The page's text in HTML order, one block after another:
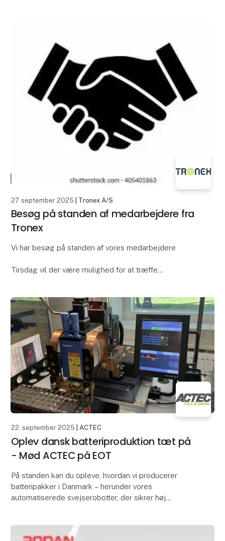
27. september 2025 | Tronex A/S
Besøg på standen af medarbejdere fra
Tronex
Vi har besøg på standen af vores medarbejdere
Tirsdag vil der være mulighed for at træffe
Henrik Plambech - CFO
Sonja Larsen - Indkøbschef
Jan Storgaard - afg
22. september 2025 | ACTEC
Oplev dansk batteriproduktion tæt på
- Mød ACTEC på EOT
På standen kan du opleve, hvordan vi producerer
batteripakker i Danmark – herunder vores
automatiserede svejserobotter, der sikrer høj